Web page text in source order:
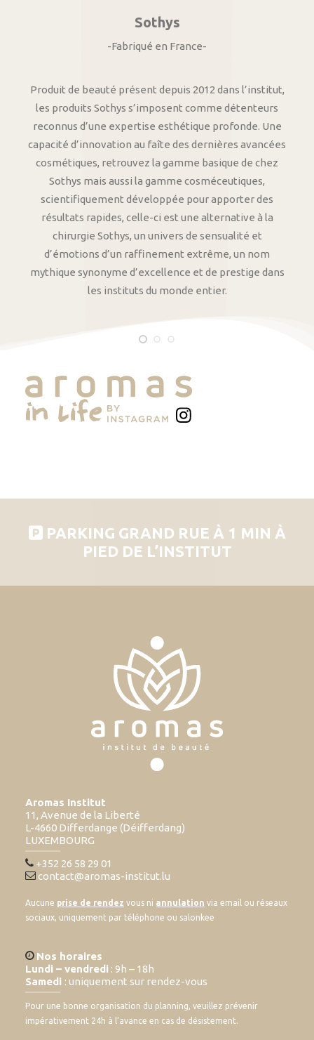
Sothys
-Fabriqué en France-
Produit de beauté présent depuis 2012 dans l’institut,
les produits Sothys s’imposent comme détenteurs
reconnus d’une expertise esthétique profonde. Une
capacité d’innovation au faîte des dernières avancées
cosmétiques, retrouvez la gamme basique de chez
Sothys mais aussi la gamme cosméceutiques,
scientifiquement développée pour apporter des
résultats rapides, celle-ci est une alternative à la
chirurgie Sothys, un univers de sensualité et
d’émotions d’un raffinement extrême, un nom
mythique synonyme d’excellence et de prestige dans
les instituts du monde entier.
PARKING GRAND RUE À 1 MIN À
PIED DE L’INSTITUT
Aromas Institut
11, Avenue de la Liberté
L-4660 Differdange (Déifferdang)
LUXEMBOURG
+352 26 58 29 01
contact@aromas-institut.lu
Aucune prise de rendez vous ni annulation via email ou réseaux
sociaux, uniquement par téléphone ou salonkee
Nos horaires
Lundi – vendredi : 9h – 18h
Samedi : uniquement sur rendez-vous
Pour une bonne organisation du planning, veuillez prévenir
impérativement 24h à l’avance en cas de désistement.